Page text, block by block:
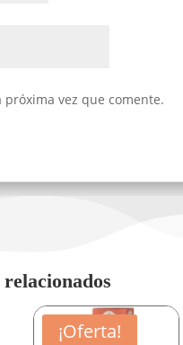
vez que comente.
¡Oferta!